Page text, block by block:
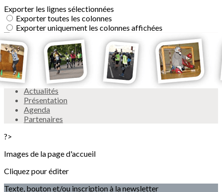
Exporter les lignes sélectionnées
Exporter toutes les colonnes
Exporter uniquement les colonnes affichées
Menu
<
>
Actualités
Présentation
Agenda
Partenaires
?>
Images de la page d'accueil
Cliquez pour éditer
Texte, bouton et/ou inscription à la newsletter